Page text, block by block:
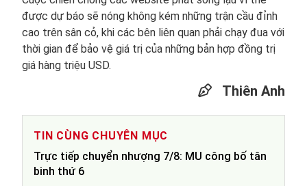
được dự báo sẽ nóng không kém những trận cầu đỉnh
cao trên sân cỏ, khi các bên liên quan phải chạy đua với
thời gian để bảo vệ giá trị của những bản hợp đồng trị
giá hàng triệu USD.
Thiên Anh
TIN CÙNG CHUYÊN MỤC
Trực tiếp chuyển nhượng 7/8: MU công bố tân
binh thứ 6